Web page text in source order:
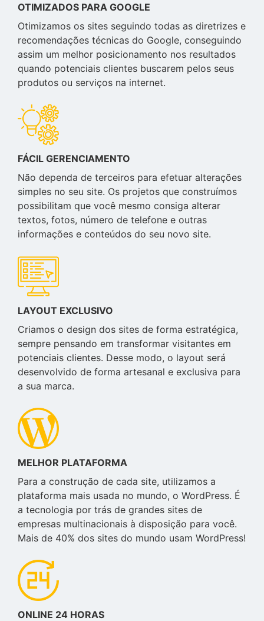
OTIMIZADOS PARA GOOGLE
Otimizamos os sites seguindo todas as diretrizes e
recomendações técnicas do Google, conseguindo
assim um melhor posicionamento nos resultados
quando potenciais clientes buscarem pelos seus
produtos ou serviços na internet.
FÁCIL GERENCIAMENTO
Não dependa de terceiros para efetuar alterações
simples no seu site. Os projetos que construímos
possibilitam que você mesmo consiga alterar
textos, fotos, número de telefone e outras
informações e conteúdos do seu novo site.
LAYOUT EXCLUSIVO
Criamos o design dos sites de forma estratégica,
sempre pensando em transformar visitantes em
potenciais clientes. Desse modo, o layout será
desenvolvido de forma artesanal e exclusiva para
a sua marca.
MELHOR PLATAFORMA
Para a construção de cada site, utilizamos a
plataforma mais usada no mundo, o WordPress. É
a tecnologia por trás de grandes sites de
empresas multinacionais à disposição para você.
Mais de 40% dos sites do mundo usam WordPress!
ONLINE 24 HORAS